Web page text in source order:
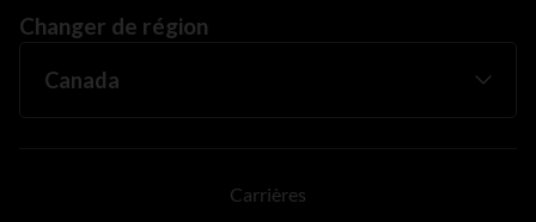
Changer de région
Carrières